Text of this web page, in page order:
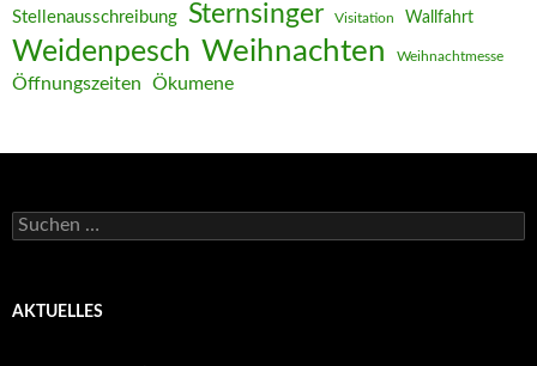
Stellenausschreibung Sternsinger Visitation Wallfahrt
Weidenpesch Weihnachten Weihnachtmesse
Öffnungszeiten Ökumene
Suchen
nach:
AKTUELLES